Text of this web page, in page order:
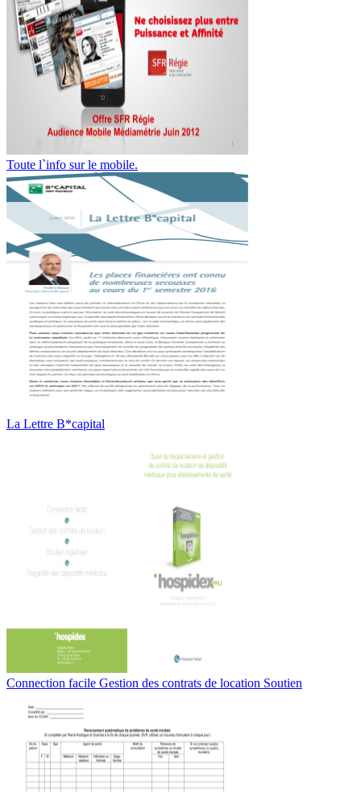
Toute l`info sur le mobile.
La Lettre B*capital
Connection facile Gestion des contrats de location Soutien